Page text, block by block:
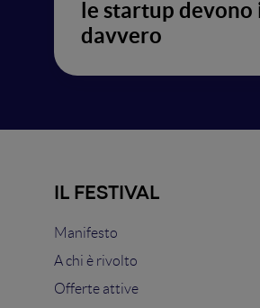
le startup
davvero
IL FESTIVAL
Manifesto
A chi è rivolto
Offerte attive